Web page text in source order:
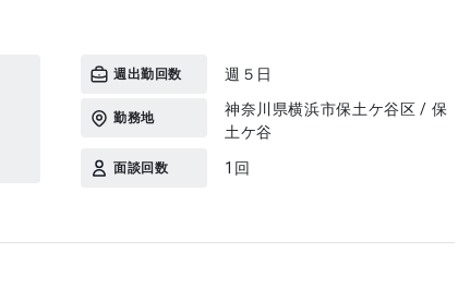
週出勤回数 週５日
勤務地
神奈川県横浜市保土ケ谷区 / 保
土ケ谷
面談回数 1回